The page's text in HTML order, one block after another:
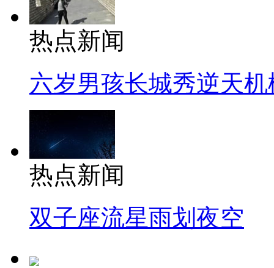
热点新闻
六岁男孩长城秀逆天机
热点新闻
双子座流星雨划夜空